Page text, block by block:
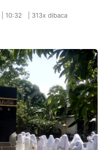
10:32 313x dibaca